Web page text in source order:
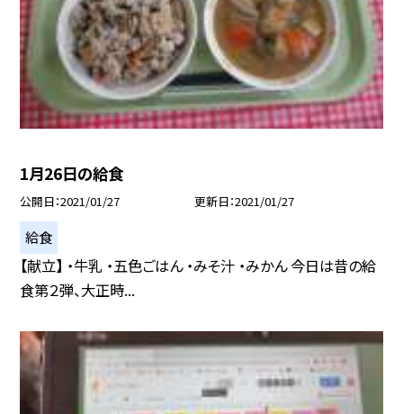
1月26日の給食
公開日 2021/01/27 更新日 2021/01/27
給食
【献立】 ・牛乳 ・五色ごはん ・みそ汁 ・みかん 今日は昔の給
食第２弾、大正時...